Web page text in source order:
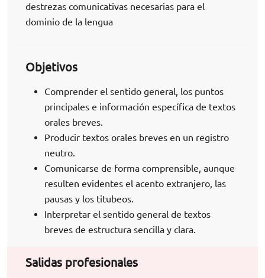
destrezas comunicativas necesarias para el
dominio de la lengua
Objetivos
Comprender el sentido general, los puntos
principales e información específica de textos
orales breves.
Producir textos orales breves en un registro
neutro.
Comunicarse de forma comprensible, aunque
resulten evidentes el acento extranjero, las
pausas y los titubeos.
Interpretar el sentido general de textos
breves de estructura sencilla y clara.
Salidas profesionales